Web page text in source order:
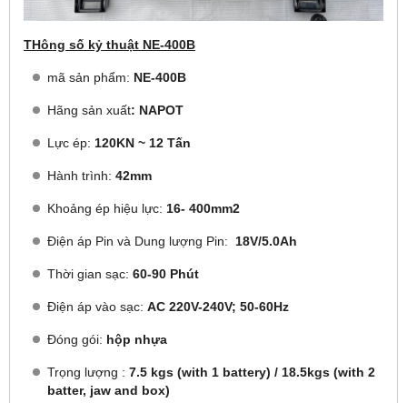
THông số kỷ thuật NE-400B
mã sản phẩm: NE-400B
Hãng sản xuất: NAPOT
Lực ép: 120KN ~ 12 Tấn
Hành trình: 42mm
Khoảng ép hiệu lực: 16- 400mm2
Điện áp Pin và Dung lượng Pin: 18V/5.0Ah
Thời gian sạc: 60-90 Phút
Điện áp vào sạc: AC 220V-240V; 50-60Hz
Đóng gói: hộp nhựa
Trọng lượng : 7.5 kgs (with 1 battery) / 18.5kgs (with 2
batter, jaw and box)